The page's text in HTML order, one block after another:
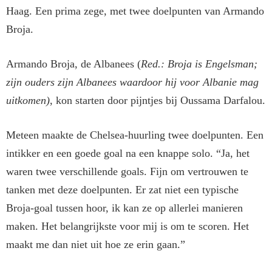
Haag. Een prima zege, met twee doelpunten van Armando
Broja.
Armando Broja, de Albanees (Red.: Broja is Engelsman;
zijn ouders zijn Albanees waardoor hij voor Albanie mag
uitkomen), kon starten door pijntjes bij Oussama Darfalou.
Meteen maakte de Chelsea-huurling twee doelpunten. Een
intikker en een goede goal na een knappe solo. “Ja, het
waren twee verschillende goals. Fijn om vertrouwen te
tanken met deze doelpunten. Er zat niet een typische
Broja-goal tussen hoor, ik kan ze op allerlei manieren
maken. Het belangrijkste voor mij is om te scoren. Het
maakt me dan niet uit hoe ze erin gaan.”